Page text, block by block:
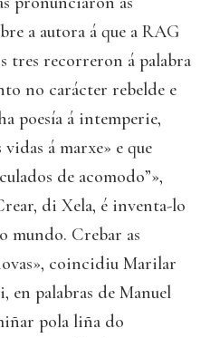
a autora á que a RAG
tres recorreron á palabra
no carácter rebelde e
poesía á intemperie,
á marxe» e que
de acomodo”»,
di Xela, é inventa-lo
mundo. Crebar as
coincidiu Marilar
en palabras de Manuel
pola liña do